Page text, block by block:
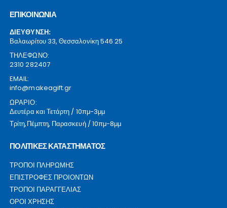
ΕΠΙΚΟΙΝΩΝΙΑ
ΔΙΕΥΘΥΝΣΗ:
Βαλαωρίτου 33, Θεσσαλονίκη 546 25
ΤΗΛΕΦΩΝΟ:
2310 282407
EMAIL:
info@makeagift.gr
ΩΡΑΡΙΟ:
Δευτέρα και Τετάρτη / 10πμ-3μμ
Τρίτη,Πέμπτη, Παρασκευή / 10πμ-8μμ
ΠΟΛΙΤΙΚΕΣ ΚΑΤΑΣΤΗΜΑΤΟΣ
ΤΡΟΠΟΙ ΠΛΗΡΩΜΗΣ
ΕΠΙΣΤΡΟΦΕΣ ΠΡΟΙΟΝΤΩΝ
ΤΡΟΠΟΙ ΠΑΡΑΓΓΕΛΙΑΣ
ΟΡΟΙ ΧΡΗΣΗΣ